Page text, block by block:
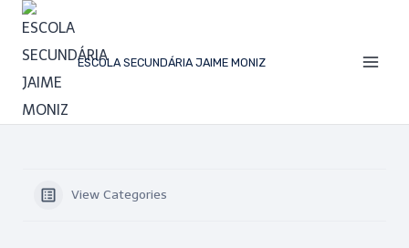
ESCOLA SECUNDÁRIA JAIME MONIZ
View Categories